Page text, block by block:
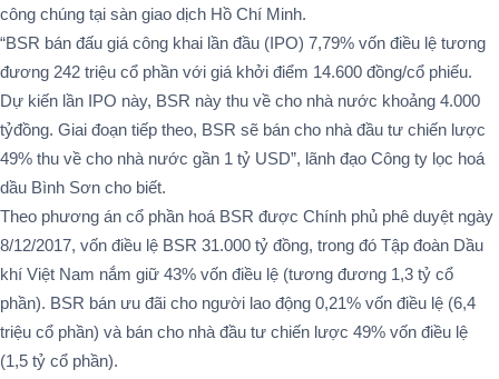
công chúng tại sàn giao dịch Hồ Chí Minh.
“BSR bán đấu giá công khai lần đầu (IPO) 7,79% vốn điều lệ tương
đương 242 triệu cổ phần với giá khởi điểm 14.600 đồng/cổ phiếu.
Dự kiến lần IPO này, BSR này thu về cho nhà nước khoảng 4.000
tỷđồng. Giai đoạn tiếp theo, BSR sẽ bán cho nhà đầu tư chiến lược
49% thu về cho nhà nước gần 1 tỷ USD”, lãnh đạo Công ty lọc hoá
dầu Bình Sơn cho biết.
Theo phương án cổ phần hoá BSR được Chính phủ phê duyệt ngày
8/12/2017, vốn điều lệ BSR 31.000 tỷ đồng, trong đó Tập đoàn Dầu
khí Việt Nam nắm giữ 43% vốn điều lệ (tương đương 1,3 tỷ cổ
phần). BSR bán ưu đãi cho người lao động 0,21% vốn điều lệ (6,4
triệu cổ phần) và bán cho nhà đầu tư chiến lược 49% vốn điều lệ
(1,5 tỷ cổ phần).